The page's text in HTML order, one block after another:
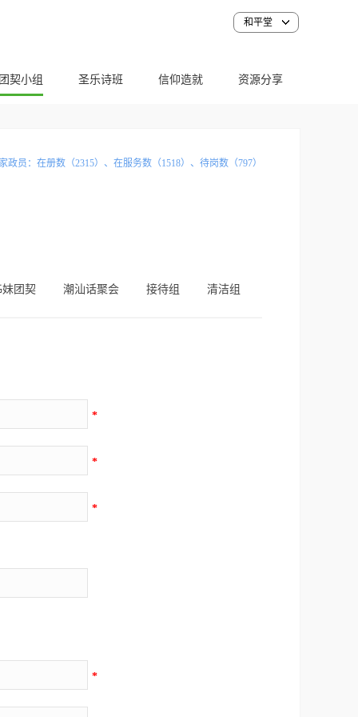
和平堂
契小组 圣乐诗班 信仰造就 资源分享
政员：在册数（2315）、在服务数（1518）、待岗数（797）
妹团契 潮汕话聚会 接待组 清洁组
*
*
*
*